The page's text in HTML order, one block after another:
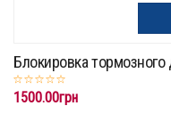
Блокировка
1500.00грн